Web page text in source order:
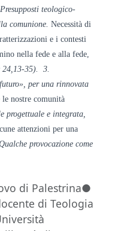
teologico-
comunione. Necessità di
e i contesti
nella fede e alla fede,
24,13-35). 3.
per una rinnovata
le nostre comunità
progettuale e integrata,
attenzioni per una
provocazione come
di Palestrina●
di Teologia